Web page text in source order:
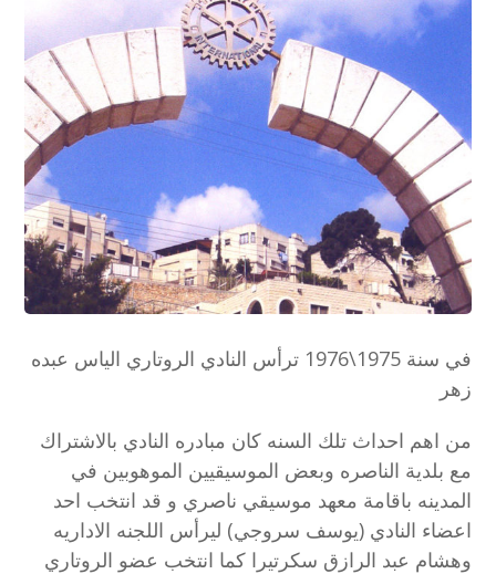
في سنة 1975\1976 ترأس النادي الروتاري الياس عبده
زهر
من اهم احداث تلك السنه كان مبادره النادي بالاشتراك
مع بلدية الناصره وبعض الموسيقيين الموهوبين في
المدينه باقامة معهد موسيقي ناصري و قد انتخب احد
اعضاء النادي (يوسف سروجي) ليرأس اللجنه الاداريه
وهشام عبد الرازق سكرتيرا كما انتخب عضو الروتاري